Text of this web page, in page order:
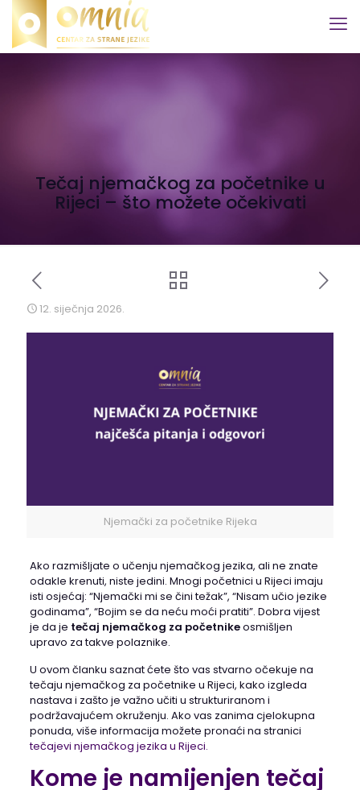
Tečaj njemačkog za početnike u
Rijeci – što možete očekivati
12. siječnja 2026.
Njemački za početnike Rijeka
Ako razmišljate o učenju njemačkog jezika, ali ne znate
odakle krenuti, niste jedini. Mnogi početnici u Rijeci imaju
isti osjećaj: “Njemački mi se čini težak”, “Nisam učio jezike
godinama”, “Bojim se da neću moći pratiti”. Dobra vijest
je da je tečaj njemačkog za početnikeosmišljen
upravo za takve polaznike.
U ovom članku saznat ćete što vas stvarno očekuje na
tečaju njemačkog za početnike u Rijeci, kako izgleda
nastava i zašto je važno učiti u strukturiranom i
podržavajućem okruženju. Ako vas zanima cjelokupna
ponuda, više informacija možete pronaći na stranici
tečajevi njemačkog jezika u Rijeci.
Kome je namijenjen tečaj